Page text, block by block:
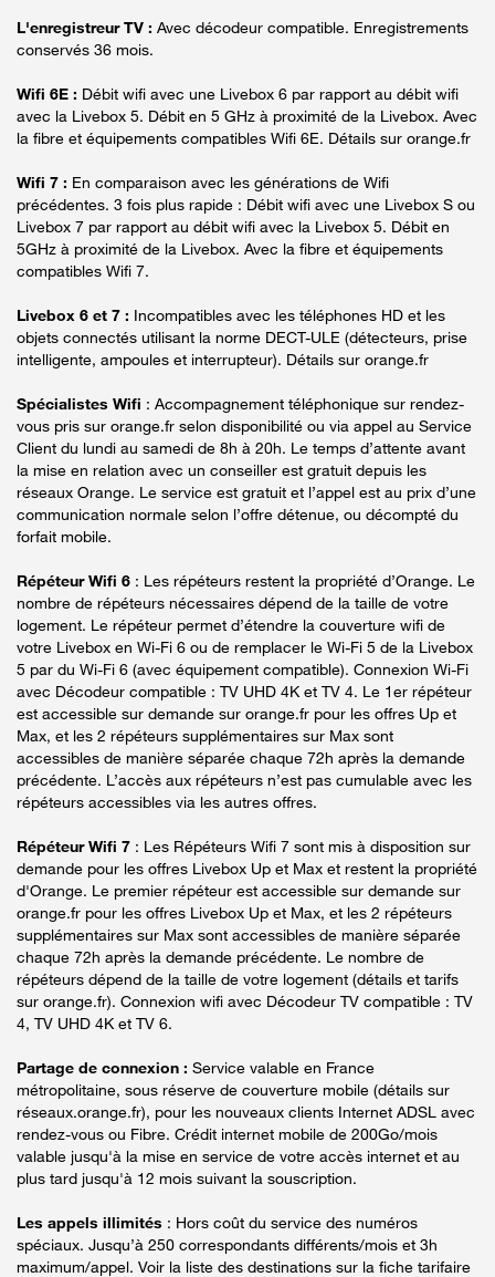
L'enregistreur TV : Avec décodeur compatible. Enregistrements
conservés 36 mois.
Wifi 6E : Débit wifi avec une Livebox 6 par rapport au débit wifi
avec la Livebox 5. Débit en 5 GHz à proximité de la Livebox. Avec
la fibre et équipements compatibles Wifi 6E. Détails sur orange.fr
Wifi 7 : En comparaison avec les générations de Wifi
précédentes. 3 fois plus rapide : Débit wifi avec une Livebox S ou
Livebox 7 par rapport au débit wifi avec la Livebox 5. Débit en
5GHz à proximité de la Livebox. Avec la fibre et équipements
compatibles Wifi 7.
Livebox 6 et 7 : Incompatibles avec les téléphones HD et les
objets connectés utilisant la norme DECT-ULE (détecteurs, prise
intelligente, ampoules et interrupteur). Détails sur orange.fr
Spécialistes Wifi : Accompagnement téléphonique sur rendez-
vous pris sur orange.fr selon disponibilité ou via appel au Service
Client du lundi au samedi de 8h à 20h. Le temps d’attente avant
la mise en relation avec un conseiller est gratuit depuis les
réseaux Orange. Le service est gratuit et l’appel est au prix d’une
communication normale selon l’offre détenue, ou décompté du
forfait mobile.
Répéteur Wifi 6 : Les répéteurs restent la propriété d’Orange. Le
nombre de répéteurs nécessaires dépend de la taille de votre
logement. Le répéteur permet d’étendre la couverture wifi de
votre Livebox en Wi-Fi 6 ou de remplacer le Wi-Fi 5 de la Livebox
5 par du Wi-Fi 6 (avec équipement compatible). Connexion Wi-Fi
avec Décodeur compatible : TV UHD 4K et TV 4. Le 1er répéteur
est accessible sur demande sur orange.fr pour les offres Up et
Max, et les 2 répéteurs supplémentaires sur Max sont
accessibles de manière séparée chaque 72h après la demande
précédente. L’accès aux répéteurs n’est pas cumulable avec les
répéteurs accessibles via les autres offres.
Répéteur Wifi 7 : Les Répéteurs Wifi 7 sont mis à disposition sur
demande pour les offres Livebox Up et Max et restent la propriété
d'Orange. Le premier répéteur est accessible sur demande sur
orange.fr pour les offres Livebox Up et Max, et les 2 répéteurs
supplémentaires sur Max sont accessibles de manière séparée
chaque 72h après la demande précédente. Le nombre de
répéteurs dépend de la taille de votre logement (détails et tarifs
sur orange.fr). Connexion wifi avec Décodeur TV compatible : TV
4, TV UHD 4K et TV 6.
Partage de connexion : Service valable en France
métropolitaine, sous réserve de couverture mobile (détails sur
réseaux.orange.fr), pour les nouveaux clients Internet ADSL avec
rendez-vous ou Fibre. Crédit internet mobile de 200Go/mois
valable jusqu'à la mise en service de votre accès internet et au
plus tard jusqu'à 12 mois suivant la souscription.
Les appels illimités : Hors coût du service des numéros
spéciaux. Jusqu’à 250 correspondants différents/mois et 3h
maximum/appel. Voir la liste des destinations sur la fiche tarifaire